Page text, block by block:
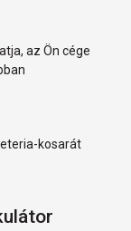
az Ön cége
kosarát